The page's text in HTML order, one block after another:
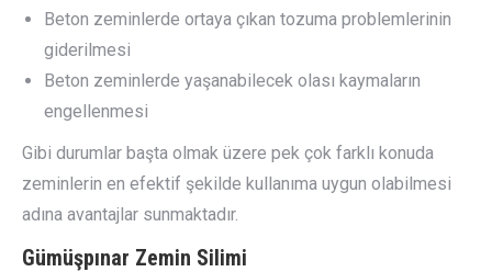
Beton zeminlerde ortaya çıkan tozuma problemlerinin
giderilmesi
Beton zeminlerde yaşanabilecek olası kaymaların
engellenmesi
Gibi durumlar başta olmak üzere pek çok farklı konuda
zeminlerin en efektif şekilde kullanıma uygun olabilmesi
adına avantajlar sunmaktadır.
Gümüşpınar Zemin Silimi